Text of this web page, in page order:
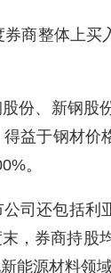
商整体上买
份、新钢股
益于钢材价
。
司还包括利
，券商持股
能源材料领域